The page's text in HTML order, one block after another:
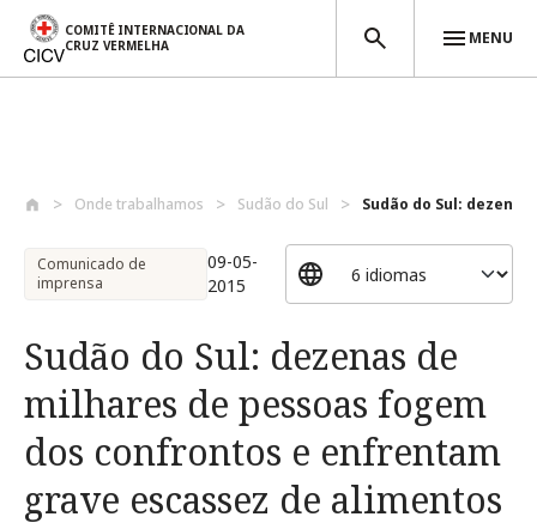
COMITÊ INTERNACIONAL DA
CRUZ VERMELHA
MENU
Onde trabalhamos Sudão do Sul Sudão do Sul:
Comunicado de
imprensa
09-05-
2015
Sudão do Sul: dezenas de
milhares de pessoas fogem
dos confrontos e enfrentam
grave escassez de alimentos